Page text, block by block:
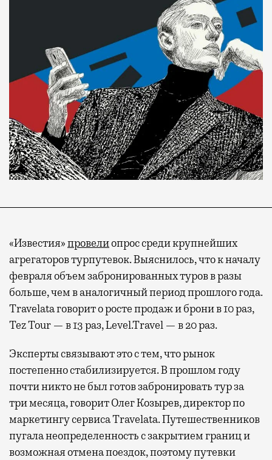
«Известия»провелиопрос среди крупнейших
агрегаторов турпутевок. Выяснилось, что к началу
февраля объем забронированных туров в разы
больше, чем в аналогичный период прошлого года.
Travelata говорит о росте продаж и брони в 10 раз,
Tez Tour — в 13 раз, Level.Travel — в 20 раз.
Эксперты связывают это с тем, что рынок
постепенно стабилизируется. В прошлом году
почти никто не был готов забронировать тур за
три месяца, говорит Олег Козырев, директор по
маркетингу сервиса Travelata. Путешественников
пугала неопределенность с закрытием границ и
возможная отмена поездок, поэтому путевки